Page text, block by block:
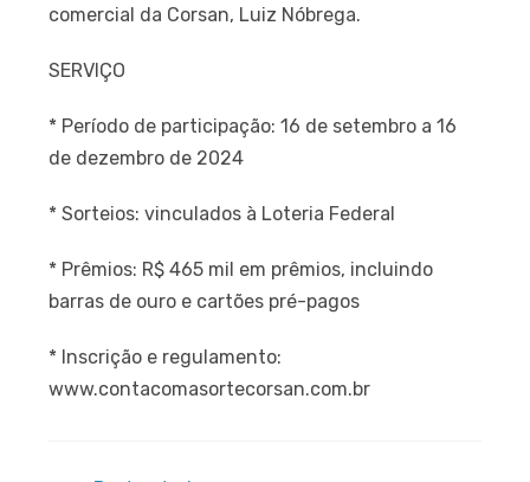
comercial da Corsan, Luiz Nóbrega.
SERVIÇO
* Período de participação: 16 de setembro a 16
de dezembro de 2024
* Sorteios: vinculados à Loteria Federal
* Prêmios: R$ 465 mil em prêmios, incluindo
barras de ouro e cartões pré-pagos
* Inscrição e regulamento:
www.contacomasortecorsan.com.br